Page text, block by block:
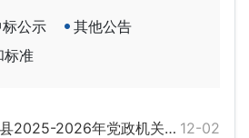
公示
其他公告
标准
12-02
关会议定点场所框架协议采购项目公开招标公告